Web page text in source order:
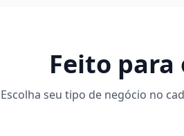
Feito para
Escolha seu tipo de negócio no